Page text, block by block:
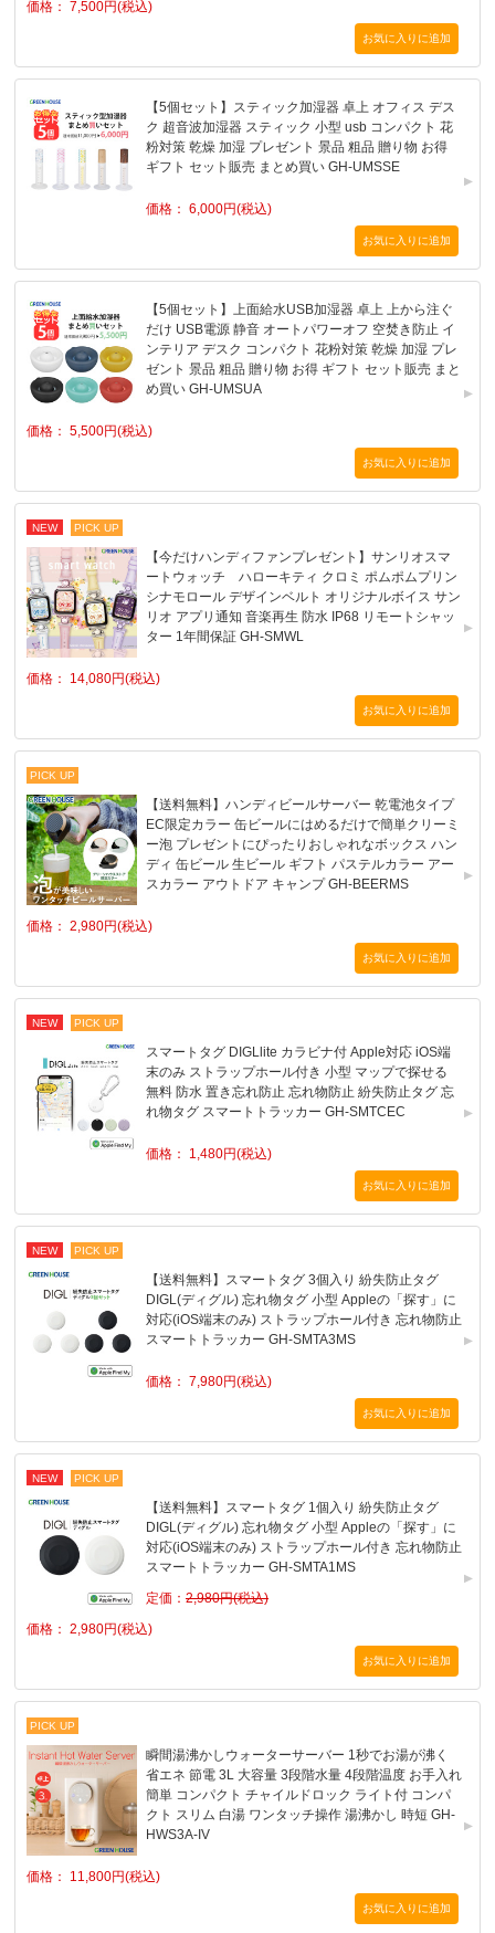
価格： 7,500円(税込)
【5個セット】スティック加湿器 卓上 オフィス デス
ク 超音波加湿器 スティック 小型 usb コンパクト 花
粉対策 乾燥 加湿 プレゼント 景品 粗品 贈り物 お得
ギフト セット販売 まとめ買い GH-UMSSE
価格： 6,000円(税込)
【5個セット】上面給水USB加湿器 卓上 上から注ぐ
だけ USB電源 静音 オートパワーオフ 空焚き防止 イ
ンテリア デスク コンパクト 花粉対策 乾燥 加湿 プレ
ゼント 景品 粗品 贈り物 お得 ギフト セット販売 まと
め買い GH-UMSUA
価格： 5,500円(税込)
NEW PICK UP
【今だけハンディファンプレゼント】サンリオスマ
ートウォッチ ハローキティ クロミ ポムポムプリン
シナモロール デザインベルト オリジナルボイス サン
リオ アプリ通知 音楽再生 防水 IP68 リモートシャッ
ター 1年間保証 GH-SMWL
価格： 14,080円(税込)
PICK UP
【送料無料】ハンディビールサーバー 乾電池タイプ
EC限定カラー 缶ビールにはめるだけで簡単クリーミ
ー泡 プレゼントにぴったりおしゃれなボックス ハン
ディ 缶ビール 生ビール ギフト パステルカラー アー
スカラー アウトドア キャンプ GH-BEERMS
価格： 2,980円(税込)
NEW PICK UP
スマートタグ DIGLlite カラビナ付 Apple対応 iOS端
末のみ ストラップホール付き 小型 マップで探せる
無料 防水 置き忘れ防止 忘れ物防止 紛失防止タグ 忘
れ物タグ スマートトラッカー GH-SMTCEC
価格： 1,480円(税込)
NEW PICK UP
【送料無料】スマートタグ 3個入り 紛失防止タグ
DIGL(ディグル) 忘れ物タグ 小型 Appleの「探す」に
対応(iOS端末のみ) ストラップホール付き 忘れ物防止
スマートトラッカー GH-SMTA3MS
価格： 7,980円(税込)
NEW PICK UP
【送料無料】スマートタグ 1個入り 紛失防止タグ
DIGL(ディグル) 忘れ物タグ 小型 Appleの「探す」に
対応(iOS端末のみ) ストラップホール付き 忘れ物防止
スマートトラッカー GH-SMTA1MS
定価： 2,980円(税込)
価格： 2,980円(税込)
PICK UP
瞬間湯沸かしウォーターサーバー 1秒でお湯が沸く
省エネ 節電 3L 大容量 3段階水量 4段階温度 お手入れ
簡単 コンパクト チャイルドロック ライト付 コンパ
クト スリム 白湯 ワンタッチ操作 湯沸かし 時短 GH-
HWS3A-IV
価格： 11,800円(税込)